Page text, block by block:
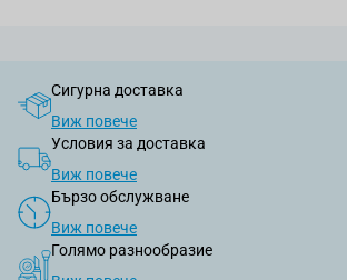
Сигурна доставка
Виж повече
Условия за доставка
Виж повече
Бързо обслужване
Виж повече
Голямо разнообразие